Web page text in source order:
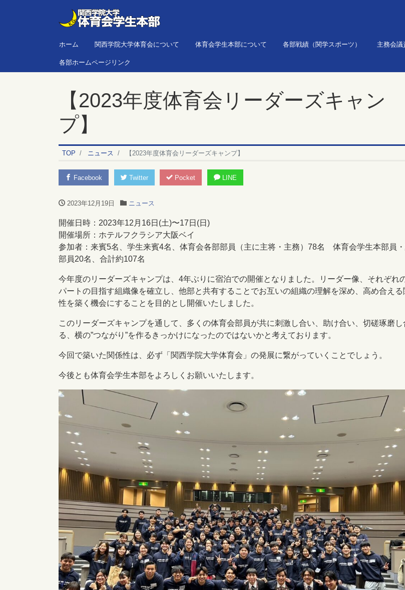
ホーム 関西学院大学体育会について 体育会学生本部について 各部戦績（関学スポーツ） 主務会議
各部ホームページリンク
【2023年度体育会リーダーズキャン
プ】
TOP ニュース 【2023年度体育会リーダーズキャンプ】
Facebook Twitter Pocket LINE
2023年12月19日 ニュース
開催日時：2023年12月16日(土)〜17日(日)
開催場所：ホテルフクラシア大阪ベイ
参加者：来賓5名、学生来賓4名、体育会各部部員（主に主将・主務）78名 体育会学生本部員
部員20名、合計約107名
今年度のリーダーズキャンプは、4年ぶりに宿泊での開催となりました。リーダー像、それぞれ
パートの目指す組織像を確立し、他部と共有することでお互いの組織の理解を深め、高め合える
性を築く機会にすることを目的とし開催いたしました。
このリーダーズキャンプを通して、多くの体育会部員が共に刺激し合い、助け合い、切磋琢磨し
る、横の”つながり”を作るきっかけになったのではないかと考えております。
今回で築いた関係性は、必ず「関西学院大学体育会」の発展に繋がっていくことでしょう。
今後とも体育会学生本部をよろしくお願いいたします。